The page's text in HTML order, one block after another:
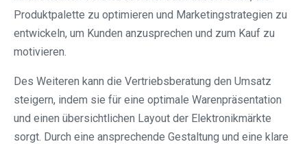
Produktpalette zu optimieren und Marketingstrategien zu
entwickeln, um Kunden anzusprechen und zum Kauf zu
motivieren.
Des Weiteren kann die Vertriebsberatung den Umsatz
steigern, indem sie für eine optimale Warenpräsentation
und einen übersichtlichen Layout der Elektronikmärkte
sorgt. Durch eine ansprechende Gestaltung und eine klare